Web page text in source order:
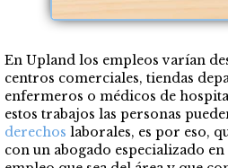
En Upland los empleos varían
centros comerciales, tiendas
enfermeros o médicos de
estos trabajos las personas
derechos laborales, es por eso,
con un abogado especializado